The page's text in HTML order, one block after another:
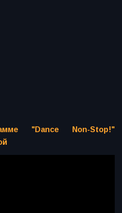
"Dance Non-Stop!"